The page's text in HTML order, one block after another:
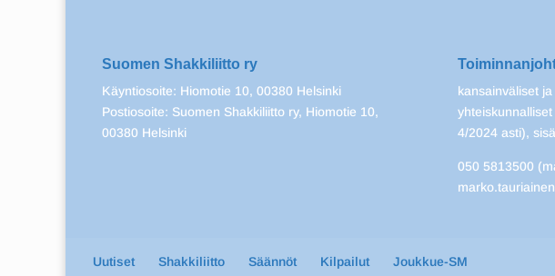
Suomen Shakkiliitto ry
Käyntiosoite: Hiomotie 10, 00380 Helsinki
Postiosoite: Suomen Shakkiliitto ry, Hiomotie 10,
00380 Helsinki
kansainväliset
4/2024 asti),
050 5813500
Uutiset Shakkiliitto Säännöt Kilpailut Joukkue-SM